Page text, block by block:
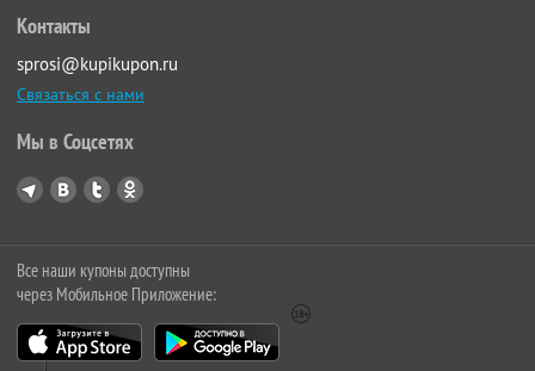
Контакты
sprosi@kupikupon.ru
Связаться с нами
Мы в Соцсетях
Все наши купоны доступны
через Мобильное Приложение: